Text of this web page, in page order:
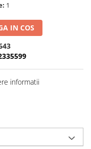
1
IN COS
informatii